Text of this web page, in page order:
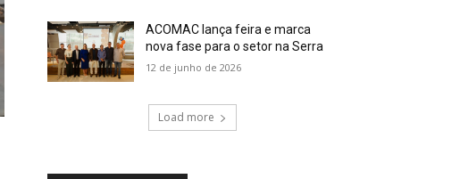
ACOMAC lança feira e marca
nova fase para o setor na Serra
12 de junho de 2026
Load more